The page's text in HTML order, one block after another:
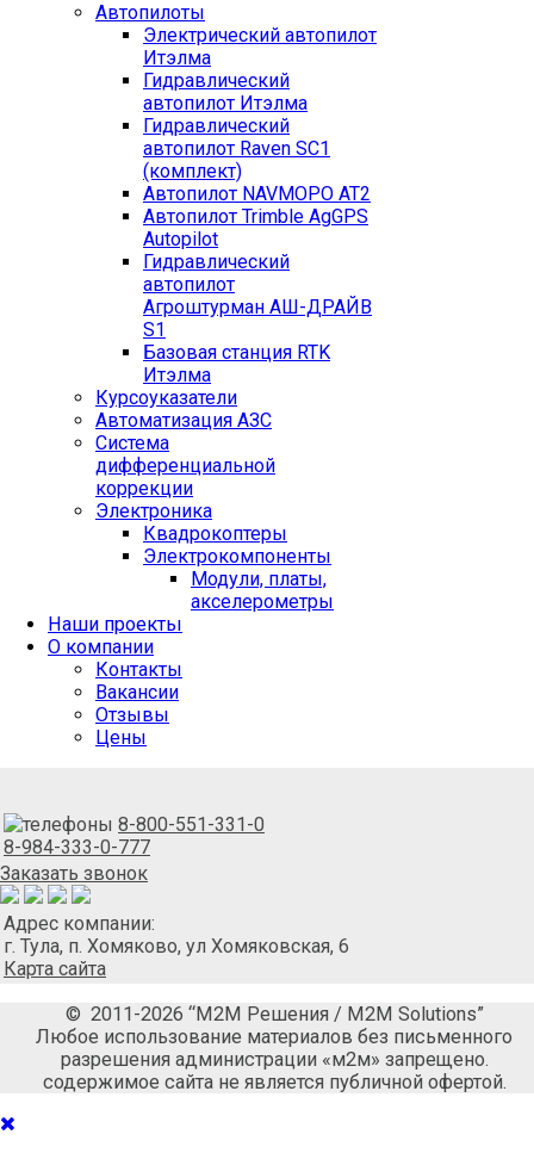
Автопилоты
Электрический автопилот
Итэлма
Гидравлический
автопилот Итэлма
Гидравлический
автопилот Raven SC1
(комплект)
Автопилот NAVMOPO AT2
Автопилот Trimble AgGPS
Autopilot
Гидравлический
автопилот
Агроштурман АШ-ДРАЙВ
S1
Базовая станция RTK
Итэлма
Курсоуказатели
Автоматизация АЗС
Система
дифференциальной
коррекции
Электроника
Квадрокоптеры
Электрокомпоненты
Модули, платы,
акселерометры
Наши проекты
О компании
Контакты
Вакансии
Отзывы
Цены
8-800-551-331-0
8-984-333-0-777
Заказать звонок
Адрес компании:
г. Тула, п. Хомяково, ул Хомяковская, 6
Карта сайта
© 2011-2026 “М2М Решения / M2M Solutions”
Любое использование материалов без письменного
разрешения администрации «м2м» запрещено.
содержимое сайта не является публичной офертой.